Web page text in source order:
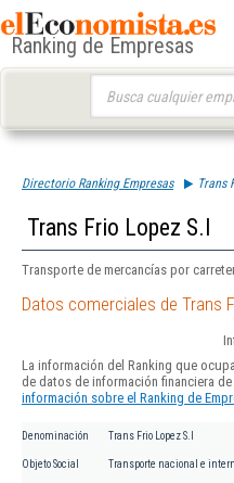
Ranking de Empresas
Directorio Ranking Empresas Trans
Trans Frio Lopez S.l
Transporte de mercancías por
Datos comerciales de Trans
La información del Ranking que
de datos de información financiera de
información sobre el Ranking de
Denominación Trans Frio Lopez S.l
Objeto Social Transporte nacional e